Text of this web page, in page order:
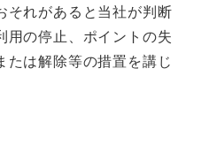
それがあると当社が判断
用の停止、ポイントの失
たは解除等の措置を講じ